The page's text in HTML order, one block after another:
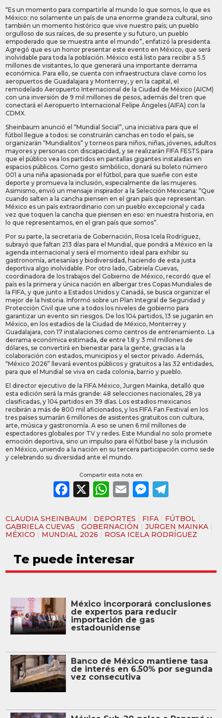
“Es un momento para compartirle al mundo lo que somos, lo que es
México: no solamente un país de una enorme grandeza cultural, sino
también un momento histórico que vive nuestro país; un pueblo
orgulloso de sus raíces, de su presente y su futuro, un pueblo
empoderado que se muestra ante el mundo”, enfatizó la presidenta.
Agregó que es un honor presentar este evento en México, que será
inolvidable para toda la población. México está listo para recibir a 5.5
millones de visitantes, lo que generará una importante derrama
económica. Para ello, se cuenta con infraestructura clave como los
aeropuertos de Guadalajara y Monterrey, y en la capital, el
remodelado Aeropuerto Internacional de la Ciudad de México (AICM)
con una inversión de 9 mil millones de pesos, además del tren que
conectará el Aeropuerto Internacional Felipe Ángeles (AIFA) con la
CDMX.
Sheinbaum anunció el “Mundial Social”, una iniciativa para que el
fútbol llegue a todos: se construirán canchas en todo el país, se
organizarán “Mundialitos” y torneos para niños, niñas, jóvenes, adultos
mayores y personas con discapacidad, y se realizarán FIFA FESTS para
que el público vea los partidos en pantallas gigantes instaladas en
espacios públicos. Como gesto simbólico, donará su boleto número
001 a una niña apasionada por el fútbol, para que sueñe con este
deporte y promueva la inclusión, especialmente de las mujeres.
Asimismo, envió un mensaje inspirador a la Selección Mexicana: “Que
cuando salten a la cancha piensen en el gran país que representan.
México es un país extraordinario con un pueblo excepcional y cada
vez que toquen la cancha que piensen en eso: en nuestra historia, en
lo que representamos, en el gran país que somos”.
Por su parte, la secretaria de Gobernación, Rosa Icela Rodríguez,
subrayó que faltan 213 días para el Mundial, que pondrá a México en la
agenda internacional y será el momento ideal para exhibir su
gastronomía, artesanías y biodiversidad, haciendo de esta justa
deportiva algo inolvidable. Por otro lado, Gabriela Cuevas,
coordinadora de los trabajos del Gobierno de México, recordó que el
país es la primera y única nación en albergar tres Copas Mundiales de
la FIFA, y que junto a Estados Unidos y Canadá, se busca organizar el
mejor de la historia. Informó sobre un Plan Integral de Seguridad y
Protección Civil que une a todos los niveles de gobierno para
garantizar un evento sin riesgos. De los 104 partidos, 13 se jugarán en
México, en los estadios de la Ciudad de México, Monterrey y
Guadalajara, con 17 instalaciones como centros de entrenamiento. La
derrama económica estimada, de entre 1.8 y 3 mil millones de
dólares, se convertirá en bienestar para la gente, gracias a la
colaboración con estados, municipios y el sector privado. Además,
“México 2026” llevará eventos públicos y gratuitos a las 32 entidades,
para que el Mundial se viva en cada colonia, barrio y pueblo.
El director ejecutivo de la FIFA México, Jurgen Mainka, detalló que
esta edición será la más grande: 48 selecciones nacionales, 28 ya
clasificadas, y 104 partidos en 39 días. Los estadios mexicanos
recibirán a más de 800 mil aficionados, y los FIFA Fan Festival en los
tres países sumarán 6 millones de asistentes gratuitos con cultura,
arte, música y gastronomía. A eso se unen 6 mil millones de
espectadores globales por TV y redes. Este Mundial no solo promete
emoción deportiva, sino un impulso para el fútbol base y la inclusión
en México, uniendo a la nación en su tercera participación como sede
y celebrando su diversidad ante el mundo.
Compartir esta nota en:
Facebook
X WhatsApp
Email
CLAUDIA SHEINBAUM | DEPORTES | FIFA | FÚTBOL |
GABRIELA CUEVAS |GOBERNACIÓN |JURGEN MAINKA |
MÉXICO | MUNDIAL 2026 | ROSA ICELA RODRÍGUEZ
Te puede interesar
México incorporará conclusiones
de expertos para reducir
importación de gas
estadounidense
Banco de México mantiene tasa
de interés en 6.50% por segunda
vez consecutiva